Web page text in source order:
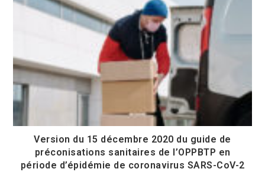
Version du 15 décembre 2020 du guide de
préconisations sanitaires de l’OPPBTP en
période d’épidémie de coronavirus SARS-CoV-2